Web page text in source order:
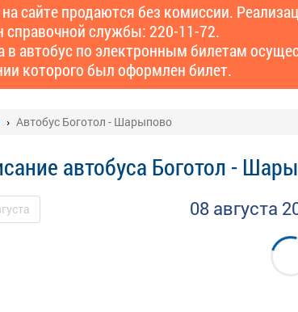
сайте продаются без комиссии.
справочной службы: 220-11-72.
в автобус по электронным билетам
которого был оформлен билет.
Автобус Боготол - Шарыпово
автобуса Боготол -
08 августа